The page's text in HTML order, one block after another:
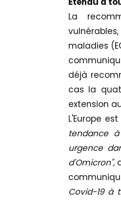
La
maladies
déjà
cas la
extension
L'Europe
tendance
urgence
d'Omicron",
Covid-19 à